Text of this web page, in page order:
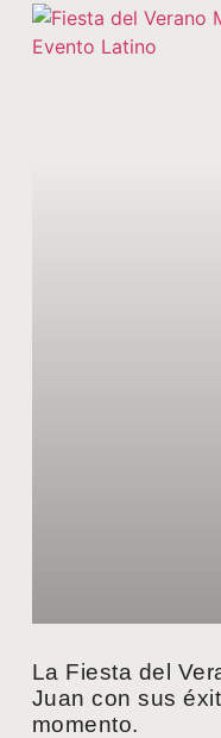
La Fiesta del
Juan con sus
momento.